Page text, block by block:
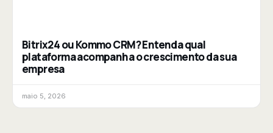
Bitrix24 ou Kommo CRM? Entenda qual
plataforma acompanha o crescimento da sua
empresa
maio 5, 2026